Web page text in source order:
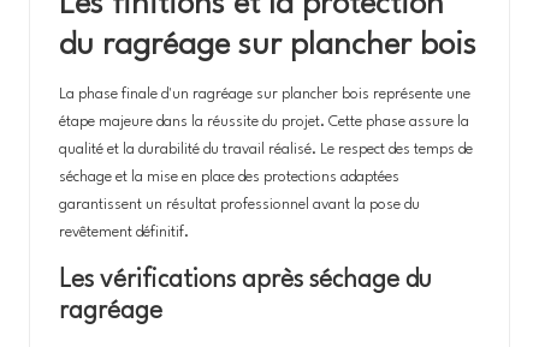
du ragréage sur plancher bois
La phase finale d'un ragréage sur plancher bois représente une
étape majeure dans la réussite du projet. Cette phase assure la
qualité et la durabilité du travail réalisé. Le respect des temps de
séchage et la mise en place des protections adaptées
garantissent un résultat professionnel avant la pose du
revêtement définitif.
Les vérifications après séchage du
ragréage